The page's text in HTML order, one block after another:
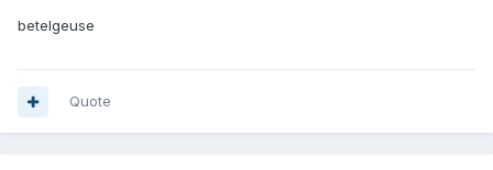
betelgeuse
Quote